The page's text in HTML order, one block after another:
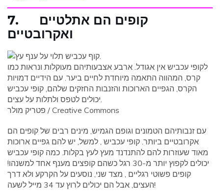
7. קופים הם אתלטיים
ואקרובטיים
לקופי עכביש אין אגודל. ארבע אצבעותיהם מעוקלות ונראות כמו
קרס, המהווה התאמה מיוחדת לחיים ביער. עם הידיים דמויות
הקרס, הגפיים הארוכות והזנבות החזקים שלהם, קופי עכביש
פטריק מולר / Creative Commons
עם זנבותיהם הטמונים וגופם הגמיש, מינים רבים של קופים הם
אקרובטיים ביותר. קופי עכביש , למשל, יש להם גפיים ארוכות
מאוד שעוזרות להם להתנדנד מעץ לעץ בקלות. כמה קופי עכביש
יכולים לקפוץ יותר מ-30 רגל כשהם קופצים מענף אחד למשנהו!
קופים פשוטי רגליים , מצד שני, נוסעים על הקרקע ולא דרך
העצים, אבל הם יכולים לרוץ עד 34 מייל לשעה!